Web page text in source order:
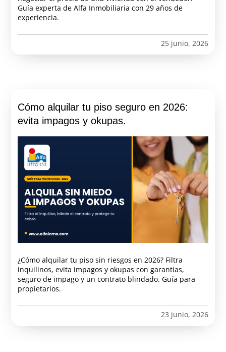
Guía experta de Alfa Inmobiliaria con 29 años de
experiencia.
25 junio, 2026
Cómo alquilar tu piso seguro en 2026:
evita impagos y okupas.
¿Cómo alquilar tu piso sin riesgos en 2026? Filtra
inquilinos, evita impagos y okupas con garantías,
seguro de impago y un contrato blindado. Guía para
propietarios.
23 junio, 2026